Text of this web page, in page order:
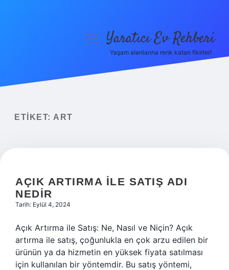
Yasal Uyarı
menüyüYaratıcı Ev Rehberi
Yaşam alanlarına renk katan fikirler!
ETIKET: ART
AÇIK ARTIRMA ILE SATIŞ ADI
NEDIR
Tarih: Eylül 4, 2024
Açık Artırma ile Satış: Ne, Nasıl ve Niçin? Açık
artırma ile satış, çoğunlukla en çok arzu edilen bir
ürünün ya da hizmetin en yüksek fiyata satılması
için kullanılan bir yöntemdir. Bu satış yöntemi,